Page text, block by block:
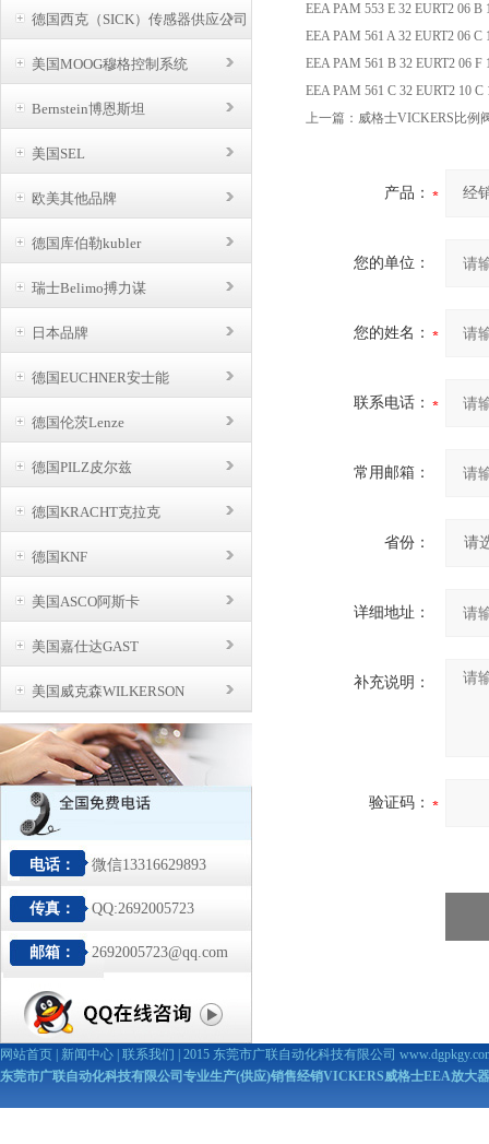
德国西克（SICK）传感器供应公司
美国MOOG穆格控制系统
Bernstein博恩斯坦
美国SEL
欧美其他品牌
德国库伯勒kubler
瑞士Belimo搏力谋
日本品牌
德国EUCHNER安士能
德国伦茨Lenze
德国PILZ皮尔兹
德国KRACHT克拉克
德国KNF
美国ASCO阿斯卡
美国嘉仕达GAST
美国威克森WILKERSON
电话： 微信13316629893
传真： QQ:2692005723
邮箱： 2692005723@qq.com
EEA PAM 553 E 32 EURT2 06
EEA PAM 561 A 32 EURT2 06
EEA PAM 561 B 32 EURT2 06
EEA PAM 561 C 32 EURT2 10
上一篇： 威格士VICKERS比例
产品：
您的单位：
您的姓名：
联系电话：
常用邮箱：
省份：
详细地址：
补充说明：
验证码：
网站首页 新闻中心 联系我们 | 2015 东莞市广联自动化科技有限公司
东莞市广联自动化科技有限公司专业生产(供应)销售经销VICKERS威格士EEA放